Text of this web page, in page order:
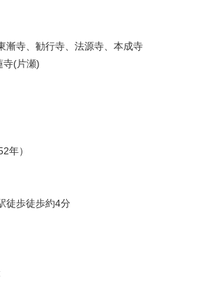
漸寺、勧行寺、法源寺、本成寺
寺(片瀬)
年）
徒歩徒歩約4分